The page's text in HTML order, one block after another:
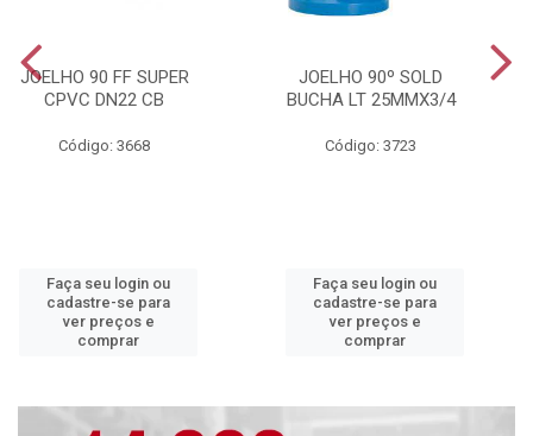
JOELHO 90 FF SUPER
CPVC DN22 CB
Código: 3668
Faça seu login ou
cadastre-se para
ver preços e
comprar
JOELHO 90º SOLD
BUCHA LT 25MMX3/4
Código: 3723
Faça seu login ou
cadastre-se para
ver preços e
comprar